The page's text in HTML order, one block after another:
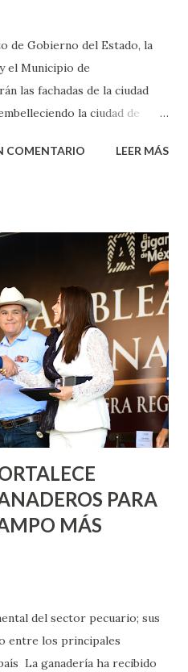
de Gobierno del Estado, la
el Municipio de
las fachadas de la ciudad
la ciudad de
inicio al programa
capital. Leo Montañez
se usarán cerca de 90 mil
para dar inicio en la calle
y la calle 22 de Octubre, con
casas. Posteriormente se
de Nuestra Señora de la
Decreto 27 de Septiembre, en
Agua, en la comunidad
edificios de...
COMENTARIO LEER MÁS
PARA
MÁS
del sector pecuario; sus
entre los principales
La ganadería ha recibido